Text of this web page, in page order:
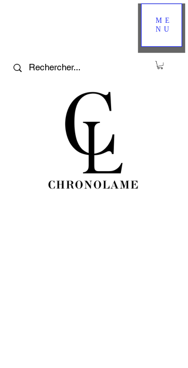
ME
NU